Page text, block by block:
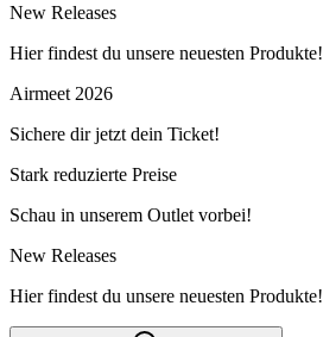
New Releases
Hier findest du unsere neuesten Produkte!
Airmeet 2026
Sichere dir jetzt dein Ticket!
Stark reduzierte Preise
Schau in unserem Outlet vorbei!
New Releases
Hier findest du unsere neuesten Produkte!